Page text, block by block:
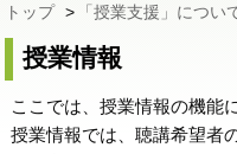
トップ > 「授業支援」につい
授業情報
ここでは、授業情報の機能
授業情報では、聴講希望者